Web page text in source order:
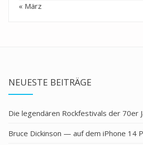
« März
NEUESTE BEITRÄGE
Die legendären Rockfestivals der 70er
Bruce Dickinson — auf dem iPhone 14